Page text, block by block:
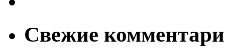
Свежие